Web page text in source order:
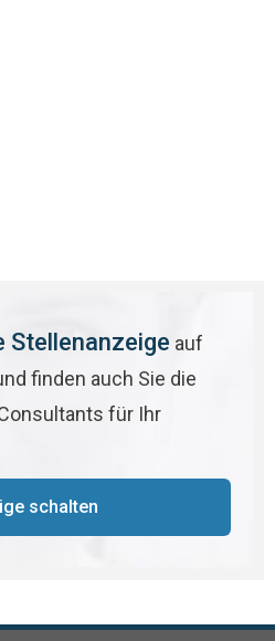
Stellenanzeige auf
finden auch Sie die
für Ihr
schalten